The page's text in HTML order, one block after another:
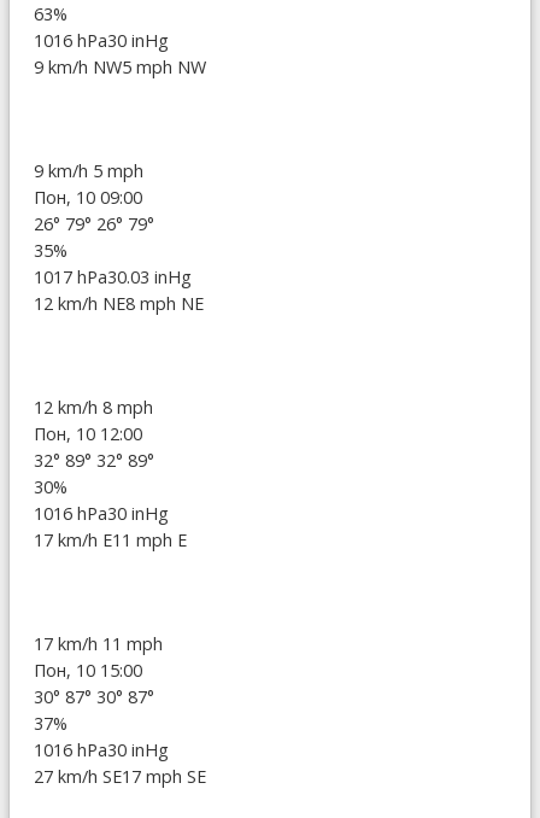
63%
1016 hPa30 inHg
9 km/h NW5 mph NW
9 km/h 5 mph
Пон, 10 09:00
26° 79° 26° 79°
35%
1017 hPa30.03 inHg
12 km/h NE8 mph NE
12 km/h 8 mph
Пон, 10 12:00
32° 89° 32° 89°
30%
1016 hPa30 inHg
17 km/h E11 mph E
17 km/h 11 mph
Пон, 10 15:00
30° 87° 30° 87°
37%
1016 hPa30 inHg
27 km/h SE17 mph SE